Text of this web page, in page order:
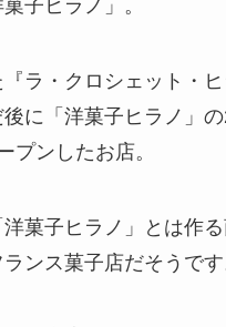
子ヒラノ」。
ラ・クロシェット・
後に「洋菓子ヒラノ」
プンしたお店。
洋菓子ヒラノ」とは作
ンス菓子店だそうです